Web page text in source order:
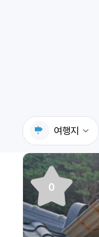
여행지
국내여행지
휴게소
전기충전소
0